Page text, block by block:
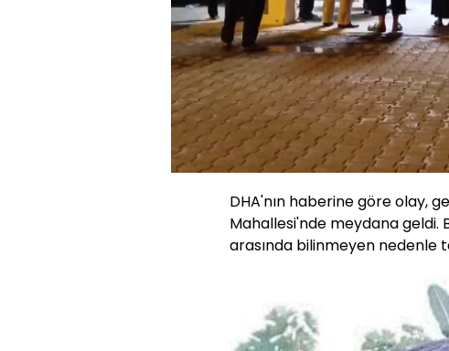
Sesi
Aç
Yüklendi :
41.84%
DHA'nın haberine göre olay,
Mahallesi'nde meydana geldi.
arasında bilinmeyen nedenle